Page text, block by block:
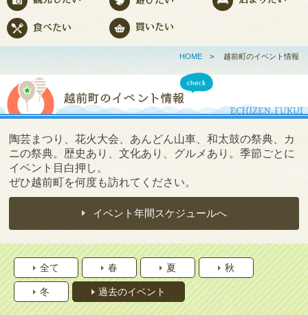
HOME> 越前町のイベント情報
陶芸まつり、花火大会、あんどん山車、和太鼓の祭典、カ
ニの祭典。歴史あり、文化あり、グルメあり。季節ごとに
イベント目白押し。
ぜひ越前町を何度も訪れてください。
イベント年間スケジュールへ
全て 春 夏 秋
冬 過去のイベント